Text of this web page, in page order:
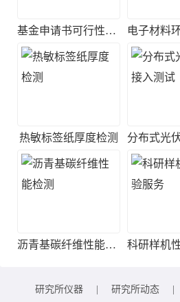
基金申请书可行性评估
热敏标签纸厚度检测
沥青基碳纤维性能检测
研究所仪器 研究所动态